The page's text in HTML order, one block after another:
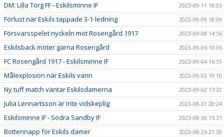
DM: Lilla Torg FF - Eskilsminne IF 2023-09-11 18:03
Förlust när Eskils tappade 3-1-ledning 2023-09-09 18:09
Försvarsspelet nyckeln mot Rosengård 1917 2023-09-08 14:56
Eskilsback möter gärna Rosengård 2023-09-06 10:06
FC Rosengård 1917 - Eskilsminne IF 2023-09-04 16:51
Målexplosion när Eskils vann 2023-09-03 19:10
Ny tuff match väntar Eskilsdamerna 2023-09-02 17:32
Julia Lennartsson är inte vidskeplig 2023-08-31 20:24
Eskilsminne IF - Södra Sandby IF 2023-08-30 15:37
Bottennapp för Eskils damer 2023-08-26 21:30